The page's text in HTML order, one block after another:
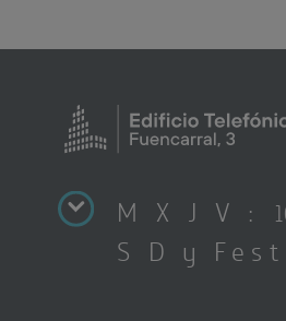
M X J V :
S D y